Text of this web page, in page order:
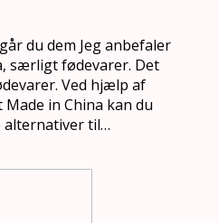
du dem Jeg anbefaler
særligt fødevarer. Det
Ved hjælp af
in China kan du
alternativer til…